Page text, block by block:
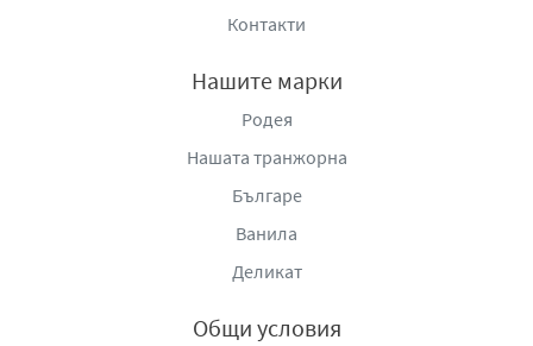
Контакти
Нашите марки
Родея
Нашата транжорна
Българе
Ванила
Деликат
Общи условия